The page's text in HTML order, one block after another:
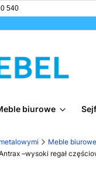
540
biurowe
Meble biurowe
–wysoki regał